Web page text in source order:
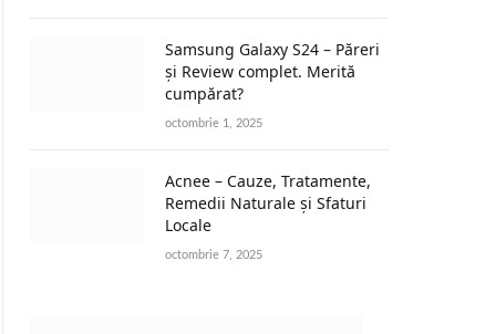
Samsung Galaxy S24 – Păreri
și Review complet. Merită
cumpărat?
octombrie 1, 2025
Acnee – Cauze, Tratamente,
Remedii Naturale și Sfaturi
Locale
octombrie 7, 2025